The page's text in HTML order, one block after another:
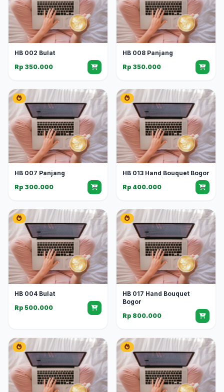
HB 002 Bulat
Rp 350.000
HB 008 Panjang
Rp 350.000
HB 007 Panjang
Rp 300.000
HB 013 Hand Bouquet Bogor
Rp 400.000
HB 004 Bulat
Rp 500.000
HB 017 Hand Bouquet
Bogor
Rp 800.000